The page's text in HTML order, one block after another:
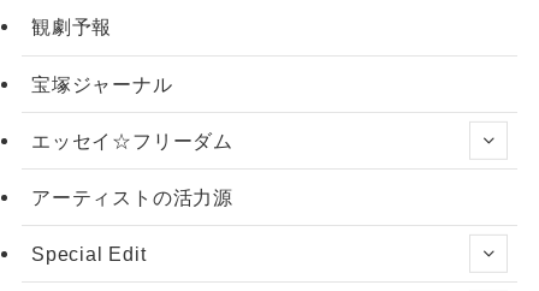
観劇予報
宝塚ジャーナル
エッセイ☆フリーダム
アーティストの活力源
Special Edit